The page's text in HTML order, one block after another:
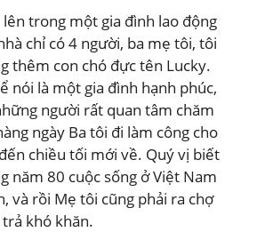
lên trong một gia đình lao động
chỉ có 4 người, ba mẹ tôi, tôi
thêm con chó đực tên Lucky.
nói là một gia đình hạnh phúc,
người rất quan tâm chăm
ngày Ba tôi đi làm công cho
chiều tối mới về. Quý vị biết
năm 80 cuộc sống ở Việt Nam
và rồi Mẹ tôi cũng phải ra chợ
khó khăn.